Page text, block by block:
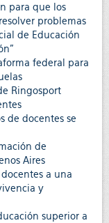
para que los
problemas
de Educación
federal para
Ringosport
de docentes se
de
Aires
a una
y
superior a